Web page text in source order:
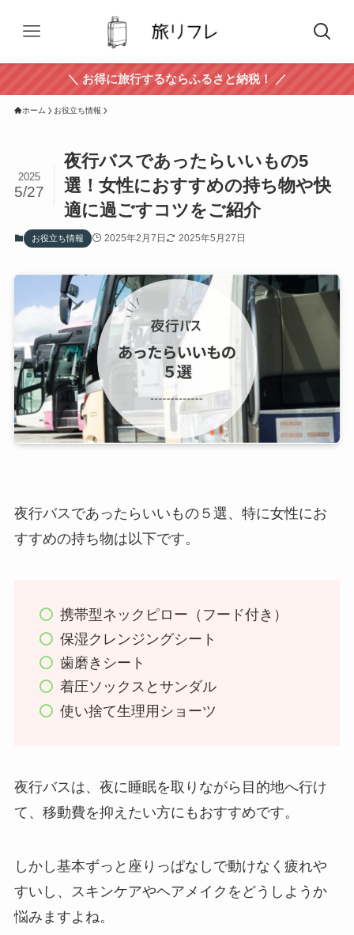
＼ お得に旅行するならふるさと納税！ ／
ホーム お役立ち情報
夜行バスであったらいいもの5
選！女性におすすめの持ち物や快
適に過ごすコツをご紹介
2025
5/27
お役立ち情報 2025年2月7日 2025年5月27日
夜行バスであったらいいもの５選、特に女性にお
すすめの持ち物は以下です。
携帯型ネックピロー（フード付き）
保湿クレンジングシート
歯磨きシート
着圧ソックスとサンダル
使い捨て生理用ショーツ
夜行バスは、夜に睡眠を取りながら目的地へ行け
て、移動費を抑えたい方にもおすすめです。
しかし基本ずっと座りっぱなしで動けなく疲れや
すいし、スキンケアやヘアメイクをどうしようか
悩みますよね。